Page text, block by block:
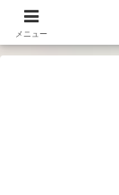
メニュー